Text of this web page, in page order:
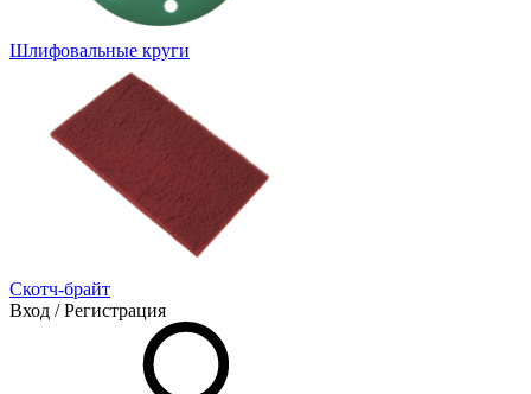
Шлифовальные круги
Скотч-брайт
Вход / Регистрация